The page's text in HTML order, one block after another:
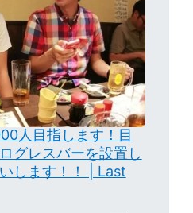
人目指します！目
グレスバーを設置し
します！！ | Last